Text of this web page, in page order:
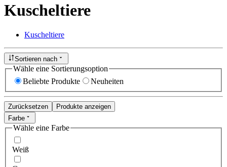
Kuscheltiere
Kuscheltiere
Sortieren nach
Wähle eine Sortierungsoption
Beliebte Produkte
Neuheiten
Zurücksetzen
Produkte anzeigen
Farbe
Wähle eine Farbe
Weiß